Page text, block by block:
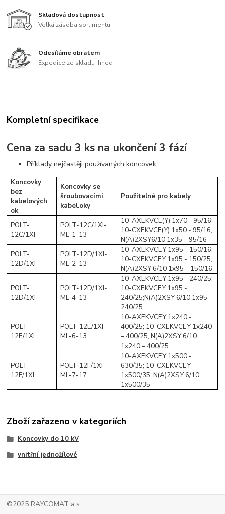
Skladová dostupnost
Velká zásoba sortimentu
Odesíláme obratem
Expedice ze skladu ihned
Kompletní specifikace
Cena za sadu 3 ks na ukončení 3 fází
Příklady nejčastěji používaných koncovek
Koncovky
bez
kabelových
ok
Koncovky se
šroubovacími
kabel.oky
Použitelné pro kabely
POLT-
12C/1XI
POLT-12C/1XI-
ML-1-13
10-AXEKVCE(Y) 1x70 - 95/16;
10-CXEKVCE(Y) 1x50 - 95/16;
N(A)2XSY6/10 1x35 – 95/16
POLT-
12D/1XI
POLT-12D/1XI-
ML-2-13
10-AXEKVCEY 1x95 - 150/16;
10-CXEKVCEY 1x95 - 150/25;
N(A)2XSY 6/10 1x95 – 150/16
POLT-
12D/1XI
POLT-12D/1XI-
ML-4-13
10-AXEKVCEY 1x95 - 240/25;
10-CXEKVCEY 1x95 -
240/25;N(A)2XSY 6/10 1x95 –
240/25
POLT-
12E/1XI
POLT-12E/1XI-
ML-6-13
10-AXEKVCEY 1x240 -
400/25; 10-CXEKVCEY 1x240
– 400/25; N(A)2XSY 6/10
1x240 – 400/25
POLT-
12F/1XI
POLT-12F/1XI-
ML-7-17
10-AXEKVCEY 1x500 -
630/35; 10-CXEKVCEY
1x500/35; N(A)2XSY 6/10
1x500/35
Zboží zařazeno v kategoriích
Koncovky do 10 kV
vnitřní jednožílové
©2025 RAYCOMAT a.s.